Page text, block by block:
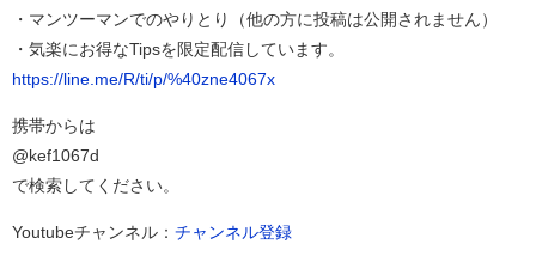
・マンツーマンでのやりとり（他の方に投稿は公開されません）
・気楽にお得なTipsを限定配信しています。
https://line.me/R/ti/p/%40zne4067x
携帯からは
@kef1067d
で検索してください。
Youtubeチャンネル： チャンネル登録